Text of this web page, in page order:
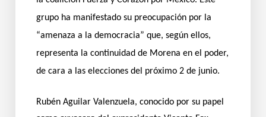
grupo ha manifestado su preocupación por la
“amenaza a la democracia” que, según ellos,
representa la continuidad de Morena en el poder,
de cara a las elecciones del próximo 2 de junio.
Rubén Aguilar Valenzuela, conocido por su papel